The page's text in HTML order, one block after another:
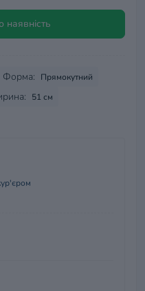
наявність
Форма: Прямокутний
51 см